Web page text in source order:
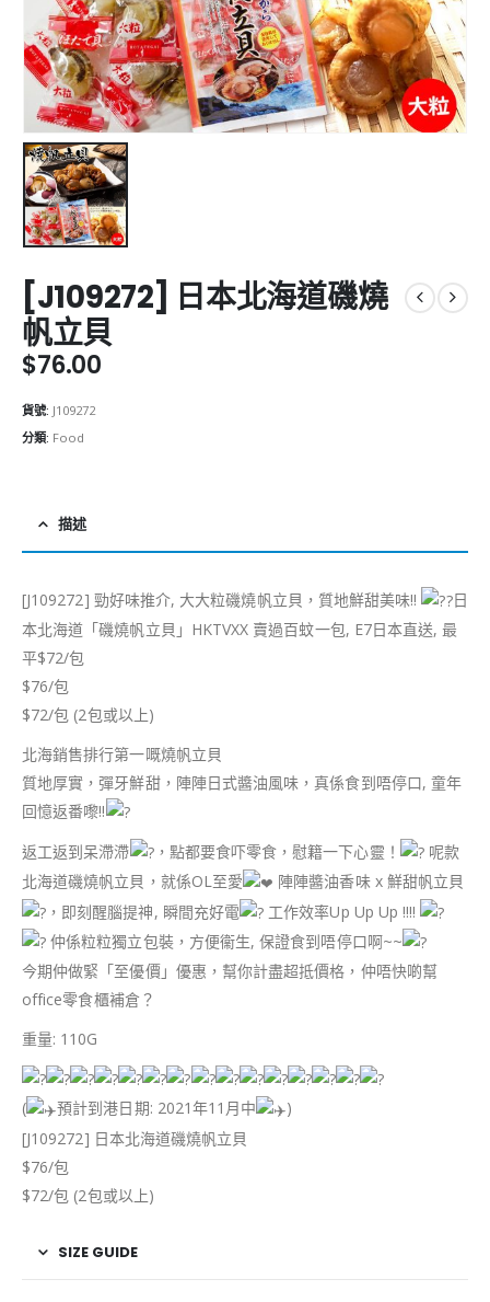
[J109272] 日本北海道磯燒
帆立貝
$76.00
貨號: J109272
分類: Food
描述
[J109272] 勁好味推介, 大大粒磯燒帆立貝，質地鮮甜美味!!
日
本北海道「磯燒帆立貝」HKTVXX 賣過百蚊一包, E7日本直送, 最
平$72/包
$76/包
$72/包 (2包或以上)
北海銷售排行第一嘅燒帆立貝
質地厚實，彈牙鮮甜，陣陣日式醬油風味，真係食到唔停口, 童年
回憶返番嚟!!
返工返到呆滯滯
，點都要食吓零食，慰籍一下心靈！
呢款
北海道磯燒帆立貝，就係OL至愛
陣陣醬油香味 x 鮮甜帆立貝
，即刻醒腦提神, 瞬間充好電
工作效率Up Up Up !!!!
仲係粒粒獨立包裝，方便衞生, 保證食到唔停口啊~~
今期仲做緊「至優價」優惠，幫你計盡超抵價格，仲唔快啲幫
office零食櫃補倉？
重量: 110G
( 預計到港日期: 2021年11月中
)
[J109272] 日本北海道磯燒帆立貝
$76/包
$72/包 (2包或以上)
SIZE GUIDE